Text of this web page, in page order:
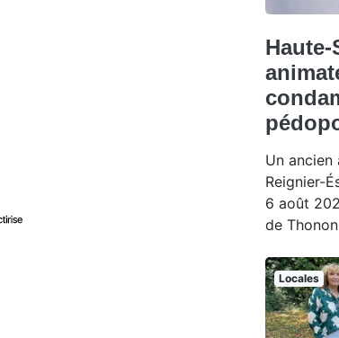
Haute-
Un
Reignier-
6 août
de
Locales